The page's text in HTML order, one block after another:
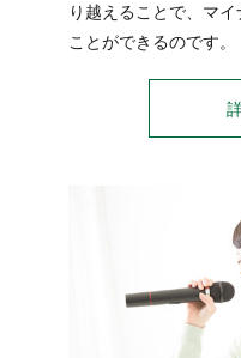
り越えることで、マ
ことができるのです。